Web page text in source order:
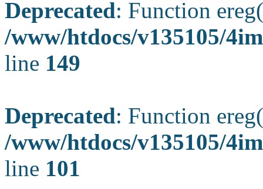
Deprecated: Function
/www/htdocs/v135105/
line 149
Deprecated: Function
/www/htdocs/v135105/
line 101